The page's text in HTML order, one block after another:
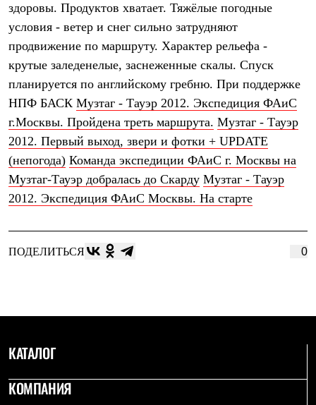
Софтшелл одежда
Куртки
Брюки
Флисовая одежда
Куртки
Брюки
Термобелье
Теплое термобелье
Среднее термобелье
Легкое термобелье
Лёгкая одежда
Футболки
Рубашки
Толстовки
Шорты
Утепленная пухом
Штормовая одежда
Софтшелл одежда
Куртки
здоровы. Продуктов хватает. Тяжёлые погодные
условия - ветер и снег сильно затрудняют
продвижение по маршруту. Характер рельефа -
крутые заледенелые, заснеженные скалы. Спуск
планируется по английскому гребню. При поддержке
НПФ БАСК Музтаг - Тауэр 2012. Экспедиция ФАиС
г.Москвы. Пройдена треть маршрута. Музтаг - Тауэр
2012. Первый выход, звери и фотки + UPDATE
(непогода) Команда экспедиции ФАиС г. Москвы на
Музтаг-Тауэр добралась до Скарду Музтаг - Тауэр
2012. Экспедиция ФАиС Москвы. На старте
ПОДЕЛИТЬСЯ 0
КАТАЛОГ
КОМПАНИЯ